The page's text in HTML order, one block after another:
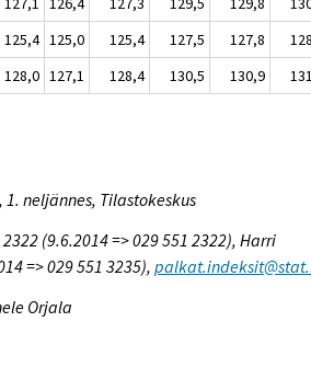
125,4 125,0 125,4 127,5 127,8
128,0 127,1 128,4 130,5 130,9
neljännes, Tilastokeskus
(9.6.2014 => 029 551 2322), Harri
=> 029 551 3235),
Orjala